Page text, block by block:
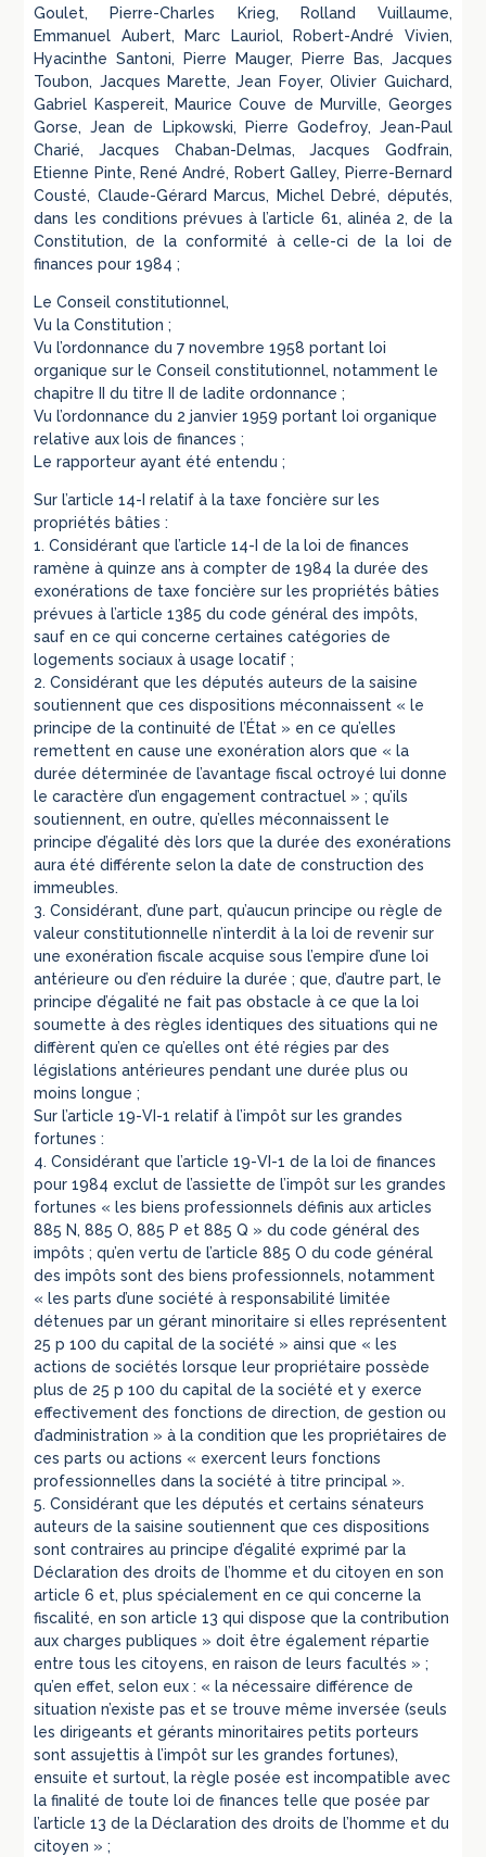
Goulet, Pierre-Charles Krieg, Rolland Vuillaume,
Emmanuel Aubert, Marc Lauriol, Robert-André Vivien,
Hyacinthe Santoni, Pierre Mauger, Pierre Bas, Jacques
Toubon, Jacques Marette, Jean Foyer, Olivier Guichard,
Gabriel Kaspereit, Maurice Couve de Murville, Georges
Gorse, Jean de Lipkowski, Pierre Godefroy, Jean-Paul
Charié, Jacques Chaban-Delmas, Jacques Godfrain,
Etienne Pinte, René André, Robert Galley, Pierre-Bernard
Cousté, Claude-Gérard Marcus, Michel Debré, députés,
dans les conditions prévues à l’article 61, alinéa 2, de la
Constitution, de la conformité à celle-ci de la loi de
finances pour 1984 ;
Le Conseil constitutionnel,
Vu la Constitution ;
Vu l’ordonnance du 7 novembre 1958 portant loi
organique sur le Conseil constitutionnel, notamment le
chapitre II du titre II de ladite ordonnance ;
Vu l’ordonnance du 2 janvier 1959 portant loi organique
relative aux lois de finances ;
Le rapporteur ayant été entendu ;
Sur l’article 14-I relatif à la taxe foncière sur les
propriétés bâties :
1. Considérant que l’article 14-I de la loi de finances
ramène à quinze ans à compter de 1984 la durée des
exonérations de taxe foncière sur les propriétés bâties
prévues à l’article 1385 du code général des impôts,
sauf en ce qui concerne certaines catégories de
logements sociaux à usage locatif ;
2. Considérant que les députés auteurs de la saisine
soutiennent que ces dispositions méconnaissent « le
principe de la continuité de l’État » en ce qu’elles
remettent en cause une exonération alors que « la
durée déterminée de l’avantage fiscal octroyé lui donne
le caractère d’un engagement contractuel » ; qu’ils
soutiennent, en outre, qu’elles méconnaissent le
principe d’égalité dès lors que la durée des exonérations
aura été différente selon la date de construction des
immeubles.
3. Considérant, d’une part, qu’aucun principe ou règle de
valeur constitutionnelle n’interdit à la loi de revenir sur
une exonération fiscale acquise sous l’empire d’une loi
antérieure ou d’en réduire la durée ; que, d’autre part, le
principe d’égalité ne fait pas obstacle à ce que la loi
soumette à des règles identiques des situations qui ne
diffèrent qu’en ce qu’elles ont été régies par des
législations antérieures pendant une durée plus ou
moins longue ;
Sur l’article 19-VI-1 relatif à l’impôt sur les grandes
fortunes :
4. Considérant que l’article 19-VI-1 de la loi de finances
pour 1984 exclut de l’assiette de l’impôt sur les grandes
fortunes « les biens professionnels définis aux articles
885 N, 885 O, 885 P et 885 Q » du code général des
impôts ; qu’en vertu de l’article 885 O du code général
des impôts sont des biens professionnels, notamment
« les parts d’une société à responsabilité limitée
détenues par un gérant minoritaire si elles représentent
25 p 100 du capital de la société » ainsi que « les
actions de sociétés lorsque leur propriétaire possède
plus de 25 p 100 du capital de la société et y exerce
effectivement des fonctions de direction, de gestion ou
d’administration » à la condition que les propriétaires de
ces parts ou actions « exercent leurs fonctions
professionnelles dans la société à titre principal ».
5. Considérant que les députés et certains sénateurs
auteurs de la saisine soutiennent que ces dispositions
sont contraires au principe d’égalité exprimé par la
Déclaration des droits de l’homme et du citoyen en son
article 6 et, plus spécialement en ce qui concerne la
fiscalité, en son article 13 qui dispose que la contribution
aux charges publiques » doit être également répartie
entre tous les citoyens, en raison de leurs facultés » ;
qu’en effet, selon eux : « la nécessaire différence de
situation n’existe pas et se trouve même inversée (seuls
les dirigeants et gérants minoritaires petits porteurs
sont assujettis à l’impôt sur les grandes fortunes),
ensuite et surtout, la règle posée est incompatible avec
la finalité de toute loi de finances telle que posée par
l’article 13 de la Déclaration des droits de l’homme et du
citoyen » ;